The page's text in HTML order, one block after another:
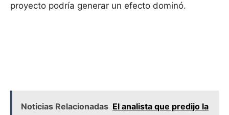
proyecto podría generar un efecto dominó.
Noticias Relacionadas El analista que predijo la